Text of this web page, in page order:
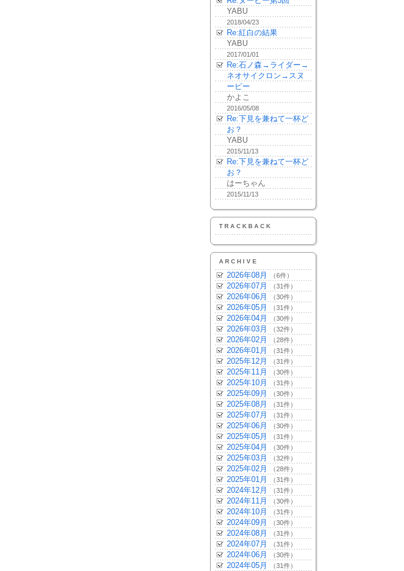
YABU
2018/04/23
Re:紅白の結果
YABU
2017/01/01
Re:石ノ森→ライダー→
ネオサイクロン→スヌ
ーピー
かよこ
2016/05/08
Re:下見を兼ねて一杯ど
お？
YABU
2015/11/13
Re:下見を兼ねて一杯ど
お？
はーちゃん
2015/11/13
TRACKBACK
ARCHIVE
2026年08月 （6件）
2026年07月 （31件）
2026年06月 （30件）
2026年05月 （31件）
2026年04月 （30件）
2026年03月 （32件）
2026年02月 （28件）
2026年01月 （31件）
2025年12月 （31件）
2025年11月 （30件）
2025年10月 （31件）
2025年09月 （30件）
2025年08月 （31件）
2025年07月 （31件）
2025年06月 （30件）
2025年05月 （31件）
2025年04月 （30件）
2025年03月 （32件）
2025年02月 （28件）
2025年01月 （31件）
2024年12月 （31件）
2024年11月 （30件）
2024年10月 （31件）
2024年09月 （30件）
2024年08月 （31件）
2024年07月 （31件）
2024年06月 （30件）
2024年05月 （31件）